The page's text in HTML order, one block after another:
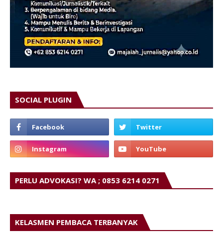
SOCIAL PLUGIN
PERLU ADVOKASI? WA ; 0853 6214 0271
KELASMEN PEMBACA TERBANYAK